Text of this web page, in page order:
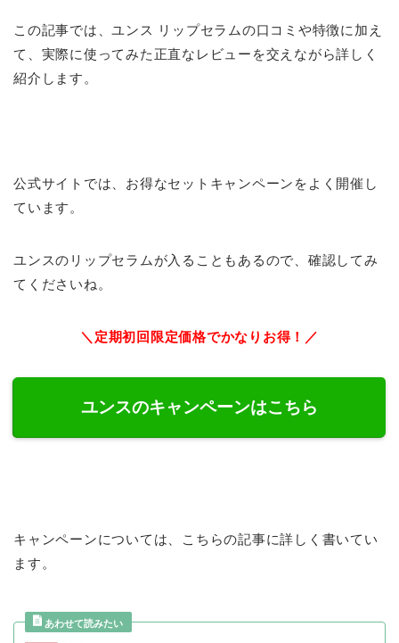
この記事では、ユンス リップセラムの口コミや特徴に加え
て、実際に使ってみた正直なレビューを交えながら詳しく
紹介します。
公式サイトでは、お得なセットキャンペーンをよく開催し
ています。
ユンスのリップセラムが入ることもあるので、確認してみ
てくださいね。
＼定期初回限定価格でかなりお得！／
ユンスのキャンペーンはこちら
キャンペーンについては、こちらの記事に詳しく書いてい
ます。